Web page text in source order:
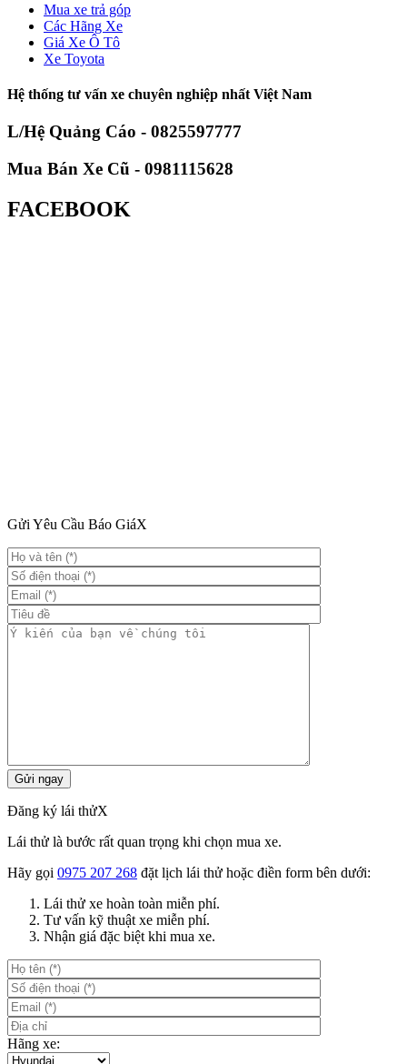
Mua xe trả góp
Các Hãng Xe
Giá Xe Ô Tô
Xe Toyota
Hệ thống tư vấn xe chuyên nghiệp nhất Việt Nam
L/Hệ Quảng Cáo - 0825597777
Mua Bán Xe Cũ - 0981115628
FACEBOOK
Gửi Yêu Cầu Báo GiáX
Đăng ký lái thửX
Lái thử là bước rất quan trọng khi chọn mua xe.
Hãy gọi 0975 207 268 đặt lịch lái thử hoặc điền form bên dưới:
Lái thử xe hoàn toàn miễn phí.
Tư vấn kỹ thuật xe miễn phí.
Nhận giá đặc biệt khi mua xe.
Hãng xe: